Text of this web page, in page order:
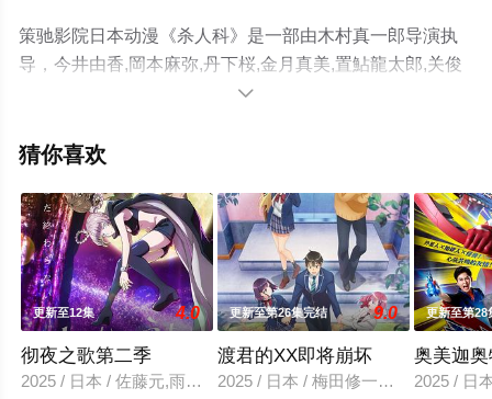
策驰影院日本动漫《杀人科》是一部由木村真一郎导演执
导，今井由香,岡本麻弥,丹下桜,金月真美,置鮎龍太郎,关俊
彦,天野由梨,篠原恵美,若本规夫等演员精彩演绎的日本动
无删减完整版动漫全集就上策驰电影网，更多相关信息可

猜你喜欢
更新至12集 4.0
彻夜之歌第二季
2025 / 日本 / 佐藤元,雨宫天,花守由美里,户松遥,喜多村英梨,伊
更新至第26集完结 9.0
渡君的XX即将崩坏
2025 / 日本 / 梅田修一朗,矢野优美华
更新至第28
奥美迦
2025 / 日